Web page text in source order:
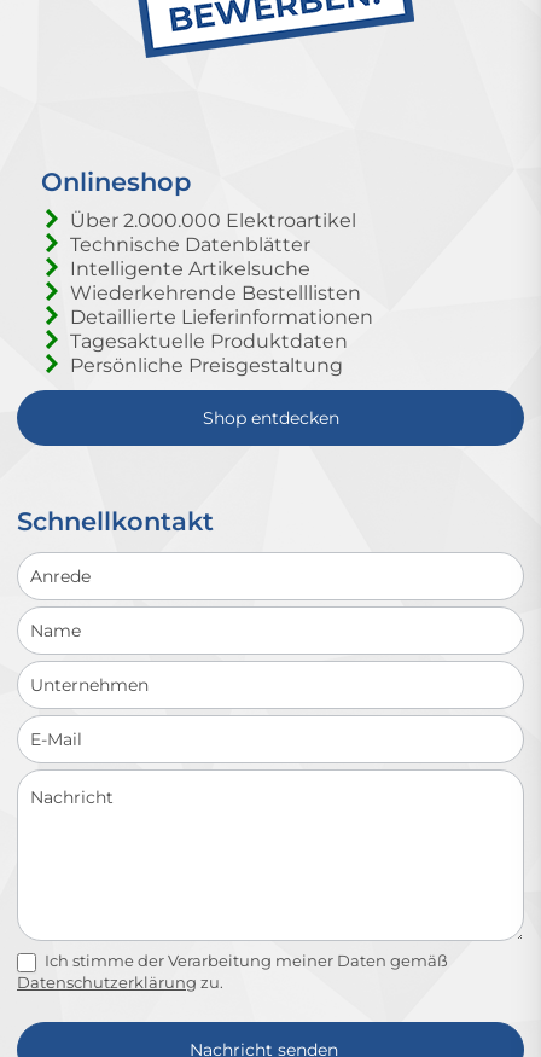
Onlineshop
Über 2.000.000 Elektroartikel
Technische Datenblätter
Intelligente Artikelsuche
Wiederkehrende Bestelllisten
Detaillierte Lieferinformationen
Tagesaktuelle Produktdaten
Persönliche Preisgestaltung
Shop entdecken
Schnellkontakt
Schnellkontakt
Ich stimme der Verarbeitung meiner Daten gemäß
Datenschutzerklärung zu.
Nachricht senden